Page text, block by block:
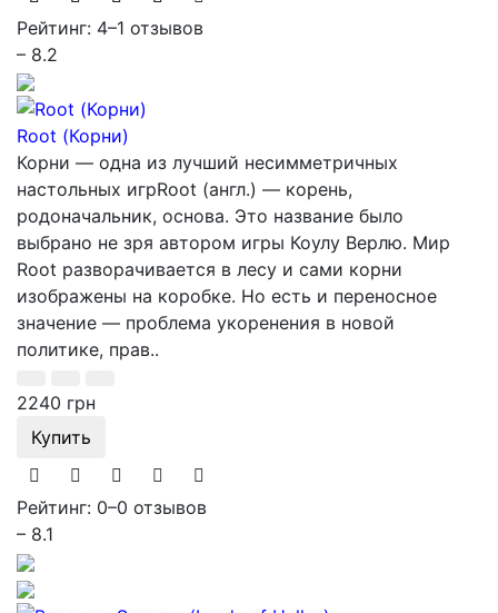
Рейтинг: 4–1 отзывов
– 8.2
Root (Корни)
Корни — одна из лучший несимметричных
настольных игрRoot (англ.) — корень,
родоначальник, основа. Это название было
выбрано не зря автором игры Коулу Верлю. Мир
Root разворачивается в лесу и сами корни
изображены на коробке. Но есть и переносное
значение — проблема укоренения в новой
политике, прав..
2240 грн
Купить
Рейтинг: 0–0 отзывов
– 8.1